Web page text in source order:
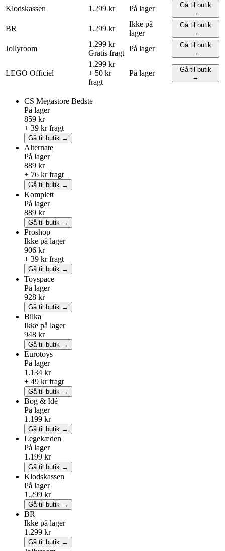
Klodskassen 1.299 kr På lager
Gå til butik
→
BR 1.299 kr
Ikke på
lager
Gå til butik
→
Jollyroom
1.299 kr
Gratis fragt
På lager
Gå til butik
→
LEGO Officiel
1.299 kr
+ 50 kr
fragt
På lager
Gå til butik
→
CS Megastore Bedste
På lager
859 kr
+ 39 kr fragt
Gå til butik →
Alternate
På lager
889 kr
+ 76 kr fragt
Gå til butik →
Komplett
På lager
889 kr
Gå til butik →
Proshop
Ikke på lager
906 kr
+ 39 kr fragt
Gå til butik →
Toyspace
På lager
928 kr
Gå til butik →
Bilka
Ikke på lager
948 kr
Gå til butik →
Eurotoys
På lager
1.134 kr
+ 49 kr fragt
Gå til butik →
Bog & Idé
På lager
1.199 kr
Gå til butik →
Legekæden
På lager
1.199 kr
Gå til butik →
Klodskassen
På lager
1.299 kr
Gå til butik →
BR
Ikke på lager
1.299 kr
Gå til butik →